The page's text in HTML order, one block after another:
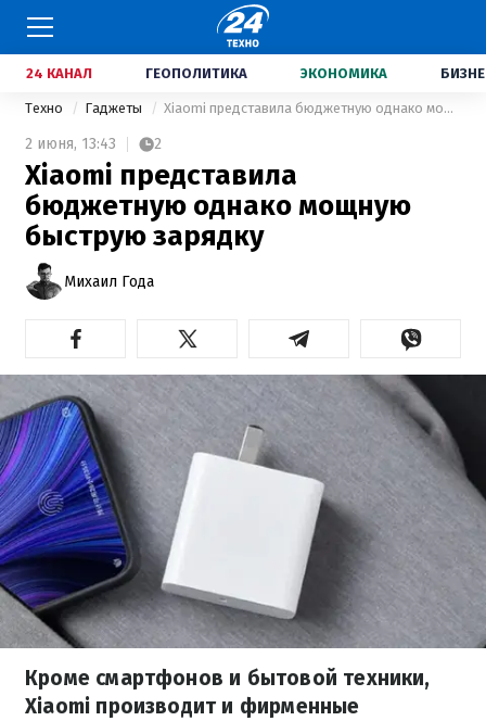
24 КАНАЛ ГЕОПОЛИТИКА ЭКОНОМИКА
Техно Гаджеты Xiaomi представила бюджетную однако мощную быструю зарядку
2 июня, 13:43 2
Xiaomi представила
бюджетную однако мощную
быструю зарядку
Михаил Года
Кроме смартфонов и бытовой техники,
Xiaomi производит и фирменные